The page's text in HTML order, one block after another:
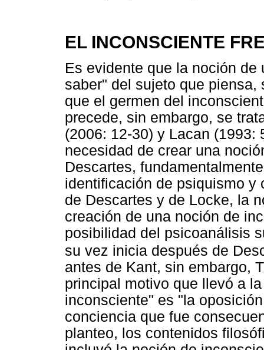
EL INCONSCIENTE
Es evidente que la noción
saber" del sujeto que
que el germen del
precede, sin embargo, se
(2006: 12-30) y Lacan
necesidad de crear una
Descartes,
identificación de psiquismo y
de Descartes y de Locke, la
creación de una noción de
posibilidad del psicoanálisis
su vez inicia después de
antes de Kant, sin embargo,
principal motivo que llevó a
inconsciente" es "la
conciencia que fue
planteo, los contenidos